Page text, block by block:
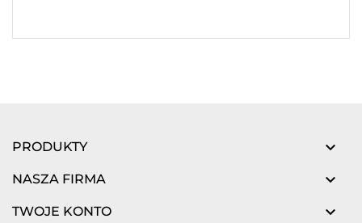
PRODUKTY 
NASZA FIRMA 
TWOJE KONTO 